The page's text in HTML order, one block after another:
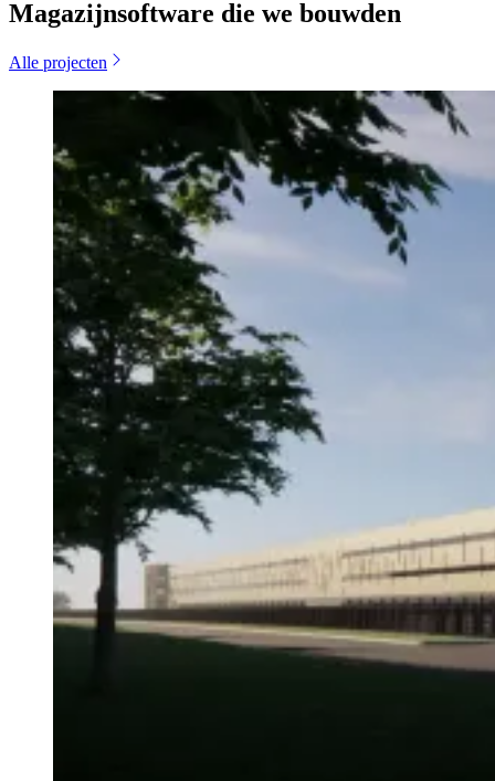
Magazijnsoftware die we bouwden
Alle projecten